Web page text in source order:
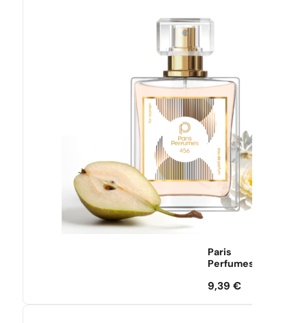
Paris
Perfumes
9,39€